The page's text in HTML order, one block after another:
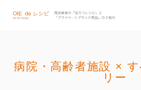
病院・高齢者施設 ×
リー